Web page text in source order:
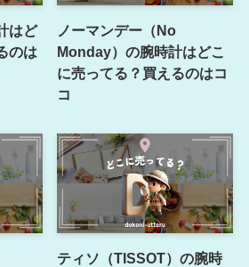
はど
のは
ノーマンデー（No
Monday）の腕時計はどこ
に売ってる？買えるのはコ
コ
ティソ（TISSOT）の腕時